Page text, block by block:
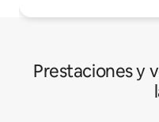
Prestaciones y